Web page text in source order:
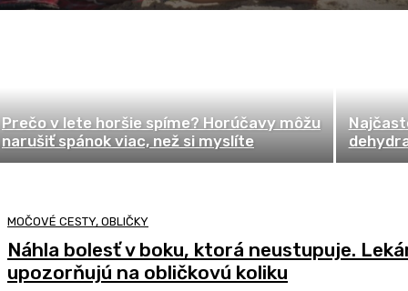
Prečo v lete horšie spíme? Horúčavy môžu
narušiť spánok viac, než si myslíte
MOČOVÉ CESTY, OBLIČKY
Náhla bolesť v boku, ktorá neustupuje.
upozorňujú na obličkovú koliku